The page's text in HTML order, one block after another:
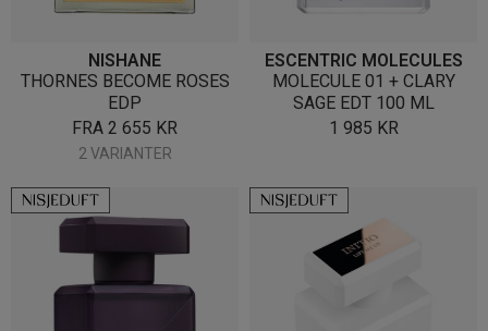
NISHANE
THORNES BECOME ROSES
EDP
FRA 2 655 KR
2 VARIANTER
ESCENTRIC MOLECULES
MOLECULE 01 + CLARY
SAGE EDT 100 ML
1 985 KR